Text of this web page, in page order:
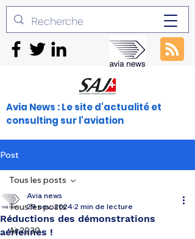
Avia News : Le site d'actualité et
consulting sur l'aviation
Post
Tous les posts
Air2030
Tous les posts
Réductions des démonstrations
aériennes !
Avia news
29 nov. 2024 2 min de lecture